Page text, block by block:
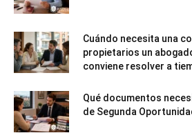
Cuándo necesita una
propietarios un
conviene resolver a
Qué documentos
de Segunda